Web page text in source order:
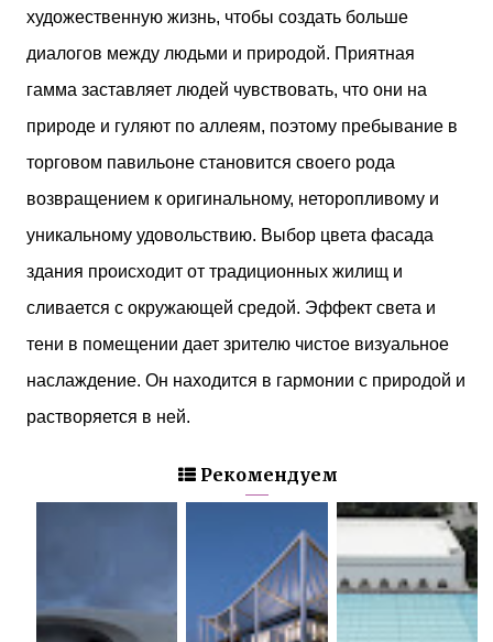
художественную жизнь, чтобы создать больше
диалогов между людьми и природой. Приятная
гамма заставляет людей чувствовать, что они на
природе и гуляют по аллеям, поэтому пребывание в
торговом павильоне становится своего рода
возвращением к оригинальному, неторопливому и
уникальному удовольствию. Выбор цвета фасада
здания происходит от традиционных жилищ и
сливается с окружающей средой. Эффект света и
тени в помещении дает зрителю чистое визуальное
наслаждение. Он находится в гармонии с природой и
растворяется в ней.
Рекомендуем